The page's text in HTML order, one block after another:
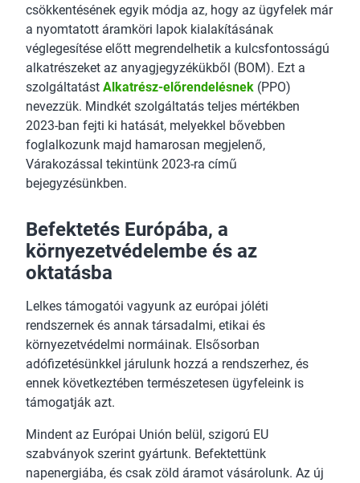
csökkentésének egyik módja az, hogy az ügyfelek már
a nyomtatott áramköri lapok kialakításának
véglegesítése előtt megrendelhetik a kulcsfontosságú
alkatrészeket az anyagjegyzékükből (BOM). Ezt a
szolgáltatást Alkatrész-előrendelésnek (PPO)
nevezzük. Mindkét szolgáltatás teljes mértékben
2023-ban fejti ki hatását, melyekkel bővebben
foglalkozunk majd hamarosan megjelenő,
Várakozással tekintünk 2023-ra című
bejegyzésünkben.
Befektetés Európába, a
környezetvédelembe és az
oktatásba
Lelkes támogatói vagyunk az európai jóléti
rendszernek és annak társadalmi, etikai és
környezetvédelmi normáinak. Elsősorban
adófizetésünkkel járulunk hozzá a rendszerhez, és
ennek következtében természetesen ügyfeleink is
támogatják azt.
Mindent az Európai Unión belül, szigorú EU
szabványok szerint gyártunk. Befektettünk
napenergiába, és csak zöld áramot vásárolunk. Az új